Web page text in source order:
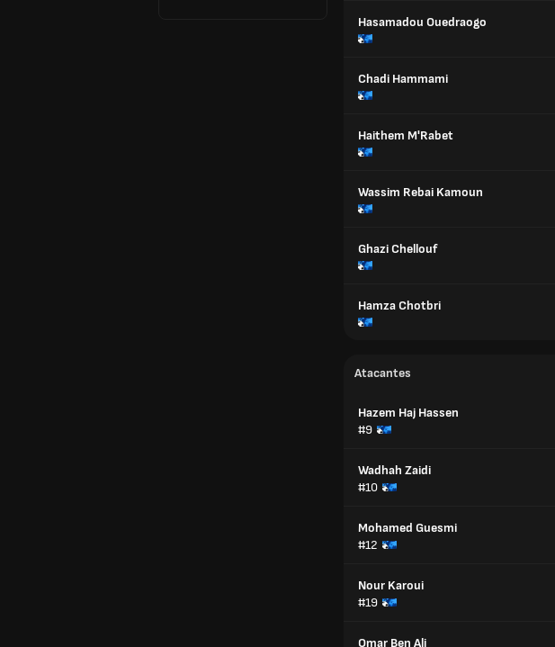
Hasamadou Ouedraogo
Chadi Hammami
Haithem M'Rabet
Wassim Rebai Kamoun
Ghazi Chellouf
Hamza Chotbri
Atacantes
Hazem Haj Hassen
#9
Wadhah Zaidi
#10
Mohamed Guesmi
#12
Nour Karoui
#19
Omar Ben Ali